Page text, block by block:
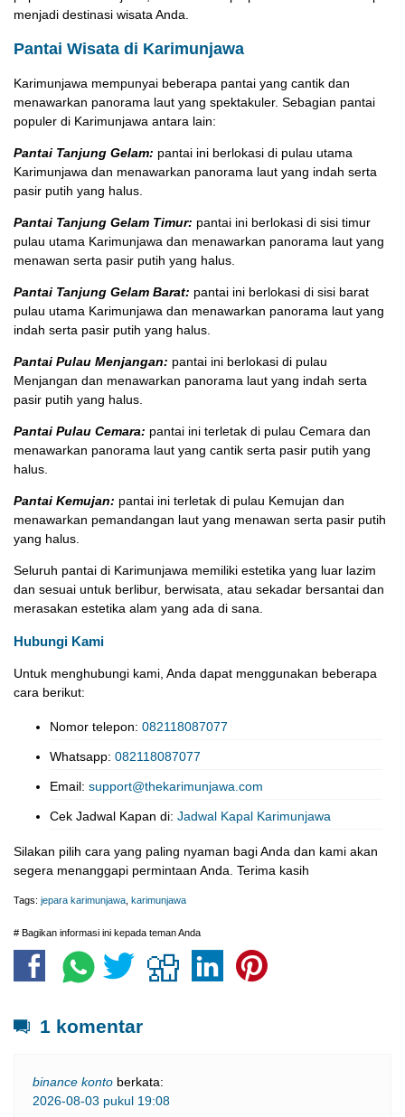
menjadi destinasi wisata Anda.
Pantai Wisata di Karimunjawa
Karimunjawa mempunyai beberapa pantai yang cantik dan
menawarkan panorama laut yang spektakuler. Sebagian pantai
populer di Karimunjawa antara lain:
Pantai Tanjung Gelam: pantai ini berlokasi di pulau utama
Karimunjawa dan menawarkan panorama laut yang indah serta
pasir putih yang halus.
Pantai Tanjung Gelam Timur: pantai ini berlokasi di sisi timur
pulau utama Karimunjawa dan menawarkan panorama laut yang
menawan serta pasir putih yang halus.
Pantai Tanjung Gelam Barat: pantai ini berlokasi di sisi barat
pulau utama Karimunjawa dan menawarkan panorama laut yang
indah serta pasir putih yang halus.
Pantai Pulau Menjangan: pantai ini berlokasi di pulau
Menjangan dan menawarkan panorama laut yang indah serta
pasir putih yang halus.
Pantai Pulau Cemara: pantai ini terletak di pulau Cemara dan
menawarkan panorama laut yang cantik serta pasir putih yang
halus.
Pantai Kemujan: pantai ini terletak di pulau Kemujan dan
menawarkan pemandangan laut yang menawan serta pasir putih
yang halus.
Seluruh pantai di Karimunjawa memiliki estetika yang luar lazim
dan sesuai untuk berlibur, berwisata, atau sekadar bersantai dan
merasakan estetika alam yang ada di sana.
Hubungi Kami
Untuk menghubungi kami, Anda dapat menggunakan beberapa
cara berikut:
Nomor telepon: 082118087077
Whatsapp: 082118087077
Email: support@thekarimunjawa.com
Cek Jadwal Kapan di: Jadwal Kapal Karimunjawa
Silakan pilih cara yang paling nyaman bagi Anda dan kami akan
segera menanggapi permintaan Anda. Terima kasih
Tags: jepara karimunjawa karimunjawa
# Bagikan informasi ini kepada teman Anda
1 komentar
binance konto berkata:
2026-08-03 pukul 19:08